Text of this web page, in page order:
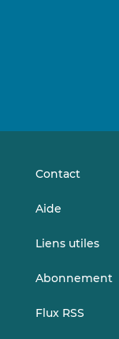
Contact
Aide
Liens utiles
Abonnement
Flux RSS